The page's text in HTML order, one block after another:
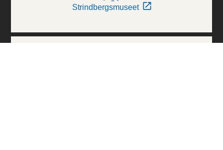
Strindbergsmuseet